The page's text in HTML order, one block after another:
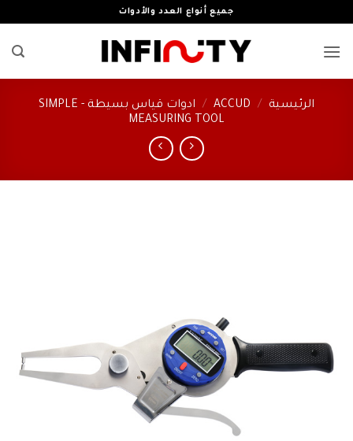
جميع أنواع العدد والأدوات
الرئيسية /
ACCUD
/
ادوات قياس بسيطة - SIMPLE
MEASURING TOOL